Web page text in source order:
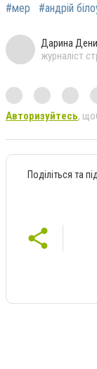
#мер #андрій
Дарина
журналіст
Авторизуйтесь,
Поділіться та